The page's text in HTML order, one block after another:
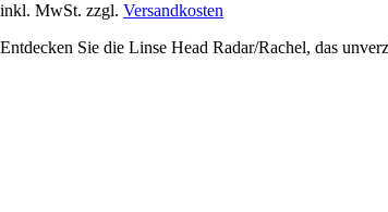
inkl. MwSt. zzgl. Versandkosten
Entdecken Sie die Linse Head Radar/Rachel, das